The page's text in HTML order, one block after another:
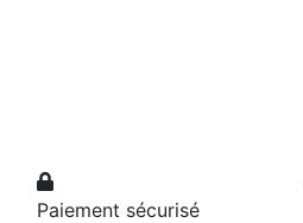
Paiement sécurisé